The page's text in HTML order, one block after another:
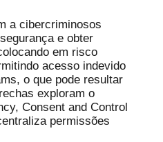
a cibercriminosos
e obter
em risco
acesso indevido
o que pode resultar
exploram o
Consent and Control
permissões